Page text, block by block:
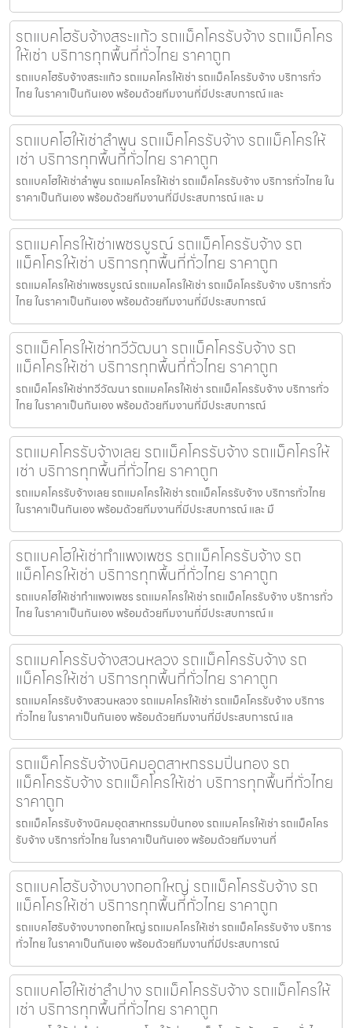
รถแบคโฮรับจ้างสระแก้ว รถแม็คโครรับจ้าง รถแม็คโคร
ให้เช่า บริการทุกพื้นที่ทั่วไทย ราคาถูก
รถแบคโฮรับจ้างสระแก้ว รถแมคโครให้เช่า รถแม็คโครรับจ้าง บริการทั่ว
ไทย ในราคาเป็นกันเอง พร้อมด้วยทีมงานที่มีประสบการณ์ และ
รถแบคโฮให้เช่าลำพูน รถแม็คโครรับจ้าง รถแม็คโครให้
เช่า บริการทุกพื้นที่ทั่วไทย ราคาถูก
รถแบคโฮให้เช่าลำพูน รถแมคโครให้เช่า รถแม็คโครรับจ้าง บริการทั่วไทย ใน
ราคาเป็นกันเอง พร้อมด้วยทีมงานที่มีประสบการณ์ และ ม
รถแมคโครให้เช่าเพชรบูรณ์ รถแม็คโครรับจ้าง รถ
แม็คโครให้เช่า บริการทุกพื้นที่ทั่วไทย ราคาถูก
รถแมคโครให้เช่าเพชรบูรณ์ รถแมคโครให้เช่า รถแม็คโครรับจ้าง บริการทั่ว
ไทย ในราคาเป็นกันเอง พร้อมด้วยทีมงานที่มีประสบการณ์
รถแม็คโครให้เช่าทวีวัฒนา รถแม็คโครรับจ้าง รถ
แม็คโครให้เช่า บริการทุกพื้นที่ทั่วไทย ราคาถูก
รถแม็คโครให้เช่าทวีวัฒนา รถแมคโครให้เช่า รถแม็คโครรับจ้าง บริการทั่ว
ไทย ในราคาเป็นกันเอง พร้อมด้วยทีมงานที่มีประสบการณ์
รถแมคโครรับจ้างเลย รถแม็คโครรับจ้าง รถแม็คโครให้
เช่า บริการทุกพื้นที่ทั่วไทย ราคาถูก
รถแมคโครรับจ้างเลย รถแมคโครให้เช่า รถแม็คโครรับจ้าง บริการทั่วไทย
ในราคาเป็นกันเอง พร้อมด้วยทีมงานที่มีประสบการณ์ และ มื
รถแบคโฮให้เช่ากำแพงเพชร รถแม็คโครรับจ้าง รถ
แม็คโครให้เช่า บริการทุกพื้นที่ทั่วไทย ราคาถูก
รถแบคโฮให้เช่ากำแพงเพชร รถแมคโครให้เช่า รถแม็คโครรับจ้าง บริการทั่ว
ไทย ในราคาเป็นกันเอง พร้อมด้วยทีมงานที่มีประสบการณ์ แ
รถแมคโครรับจ้างสวนหลวง รถแม็คโครรับจ้าง รถ
แม็คโครให้เช่า บริการทุกพื้นที่ทั่วไทย ราคาถูก
รถแมคโครรับจ้างสวนหลวง รถแมคโครให้เช่า รถแม็คโครรับจ้าง บริการ
ทั่วไทย ในราคาเป็นกันเอง พร้อมด้วยทีมงานที่มีประสบการณ์ แล
รถแม็คโครรับจ้างนิคมอุตสาหกรรมปิ่นทอง รถ
แม็คโครรับจ้าง รถแม็คโครให้เช่า บริการทุกพื้นที่ทั่วไทย
ราคาถูก
รถแม็คโครรับจ้างนิคมอุตสาหกรรมปิ่นทอง รถแมคโครให้เช่า รถแม็คโคร
รับจ้าง บริการทั่วไทย ในราคาเป็นกันเอง พร้อมด้วยทีมงานที่
รถแบคโฮรับจ้างบางกอกใหญ่ รถแม็คโครรับจ้าง รถ
แม็คโครให้เช่า บริการทุกพื้นที่ทั่วไทย ราคาถูก
รถแบคโฮรับจ้างบางกอกใหญ่ รถแมคโครให้เช่า รถแม็คโครรับจ้าง บริการ
ทั่วไทย ในราคาเป็นกันเอง พร้อมด้วยทีมงานที่มีประสบการณ์
รถแบคโฮให้เช่าลำปาง รถแม็คโครรับจ้าง รถแม็คโครให้
เช่า บริการทุกพื้นที่ทั่วไทย ราคาถูก